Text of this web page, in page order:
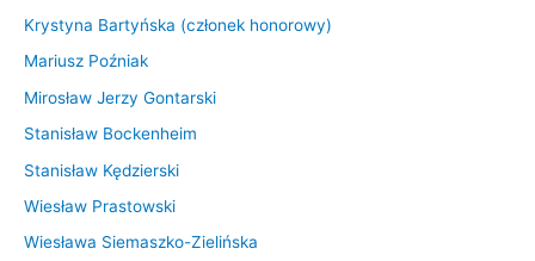
Krystyna Bartyńska (członek honorowy)
Mariusz Poźniak
Mirosław Jerzy Gontarski
Stanisław Bockenheim
Stanisław Kędzierski
Wiesław Prastowski
Wiesława Siemaszko-Zielińska